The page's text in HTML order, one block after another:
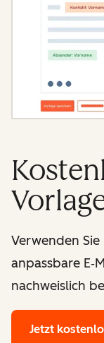
Verwenden
anpassbare
nachweislich
Jetzt